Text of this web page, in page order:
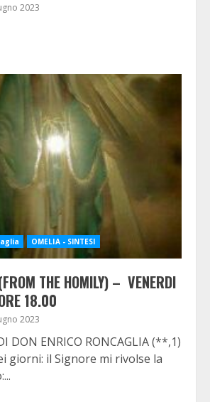
2023
OMELIA - SINTESI
THE HOMILY) – VENERDI
18.00
2023
DON ENRICO RONCAGLIA (**,1)
giorni: il Signore mi rivolse la